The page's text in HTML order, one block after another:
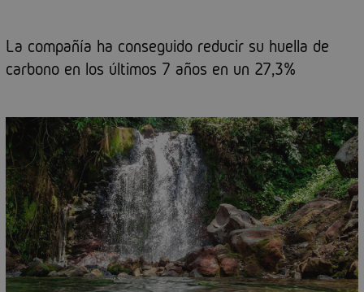
La compañía ha conseguido reducir su huella de
carbono en los últimos 7 años en un 27,3%